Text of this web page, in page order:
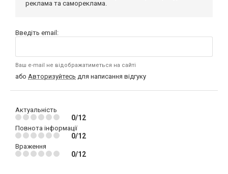
реклама та самореклама.
Введіть email:
Ваш e-mail не відображатиметься на сайті
або Авторизуйтесь для написання відгуку
Актуальність
0/12
Повнота інформації
0/12
Враження
0/12